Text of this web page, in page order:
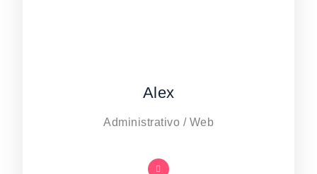
Alex
Administrativo / Web